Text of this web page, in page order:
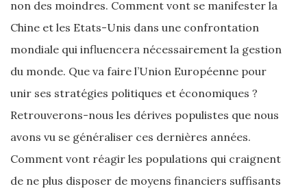
non des moindres. Comment vont se manifester la
Chine et les Etats-Unis dans une confrontation
mondiale qui influencera nécessairement la gestion
du monde. Que va faire l’Union Européenne pour
unir ses stratégies politiques et économiques ?
Retrouverons-nous les dérives populistes que nous
avons vu se généraliser ces dernières années.
Comment vont réagir les populations qui craignent
de ne plus disposer de moyens financiers suffisants